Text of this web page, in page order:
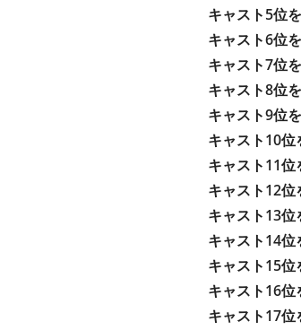
キャスト5位
キャスト6位
キャスト7位
キャスト8位
キャスト9位
キャスト10位
キャスト11位
キャスト12位
キャスト13位
キャスト14位
キャスト15位
キャスト16位
キャスト17位